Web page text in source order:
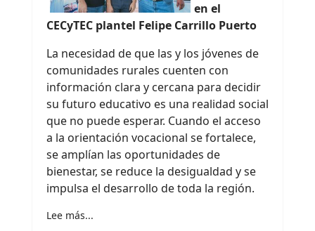
en el
CECyTEC plantel Felipe Carrillo Puerto
La necesidad de que las y los jóvenes de
comunidades rurales cuenten con
información clara y cercana para decidir
su futuro educativo es una realidad social
que no puede esperar. Cuando el acceso
a la orientación vocacional se fortalece,
se amplían las oportunidades de
bienestar, se reduce la desigualdad y se
impulsa el desarrollo de toda la región.
Lee más...